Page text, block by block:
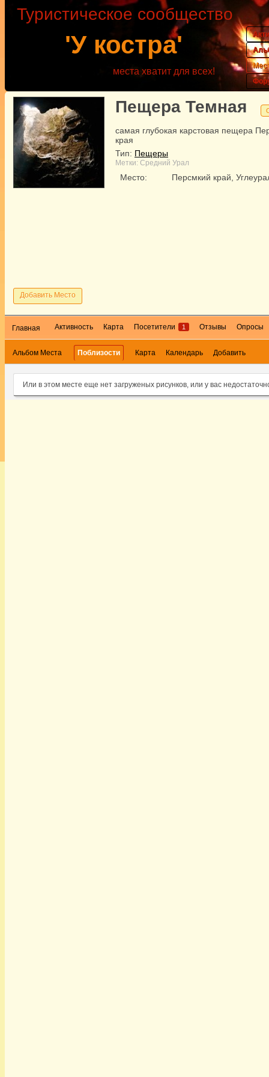
'У костра'
Туристическое сообщество
места хватит для всех!
Пещера Темная
самая глубокая карстовая пещера
края
Тип: Пещеры
Метки: Средний Урал
Место: Персмкий край,
Добавить Место
Главная Активность Карта Посетители 1 Отзывы Опросы
Альбом Места Поблизости Карта Календарь Добавить
Или в этом месте еще нет загруженых рисунков, или у вас